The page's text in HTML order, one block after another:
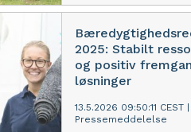
sengetøj og
fællesskab,
livet.
2025: Stabilt
og positiv
løsninger
13.5.2026 09:50:11 CEST
Pressemeddelelse